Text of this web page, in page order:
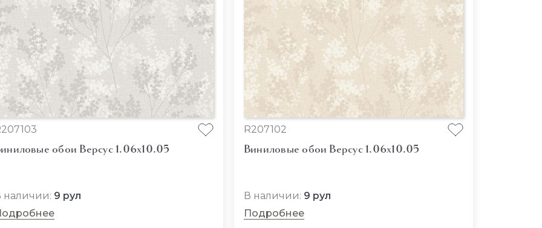
обои Версус 1.06x10.05
наличии: 9 рул
R207102
Виниловые обои Версус 1.06x10.05
В наличии: 9 рул
Подробнее